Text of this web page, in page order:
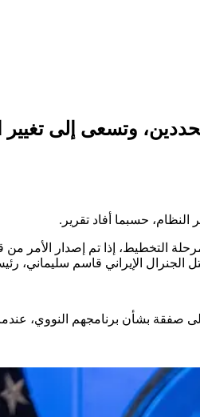
وتسعى إلى تغيير
النظام، حسبما أفاد تقرير.
إذا تم إصدار الأمر من
الجنرال الإيراني قاسم سليماني،
بشأن برنامجهم النووي،